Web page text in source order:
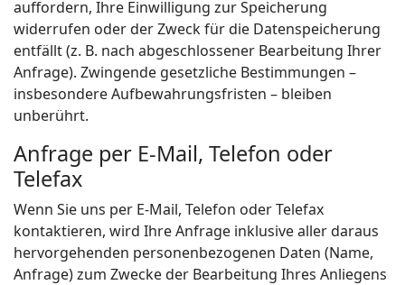
auffordern, Ihre Einwilligung zur Speicherung
widerrufen oder der Zweck für die Datenspeicherung
entfällt (z. B. nach abgeschlossener Bearbeitung Ihrer
Anfrage). Zwingende gesetzliche Bestimmungen –
insbesondere Aufbewahrungsfristen – bleiben
unberührt.
Anfrage per E-Mail, Telefon oder
Telefax
Wenn Sie uns per E-Mail, Telefon oder Telefax
kontaktieren, wird Ihre Anfrage inklusive aller daraus
hervorgehenden personenbezogenen Daten (Name,
Anfrage) zum Zwecke der Bearbeitung Ihres Anliegens